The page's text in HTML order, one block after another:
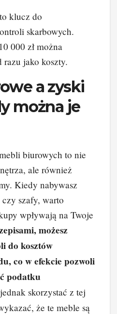
klucz do
skarbowych.
000 zł można
razu jako koszty.
a zyski
można je
biurowych to nie
ale również
Kiedy nabywasz
czy szafy, warto
wpływają na Twoje
możesz
do kosztów
co w efekcie pozwoli
podatku
skorzystać z tej
że te meble są